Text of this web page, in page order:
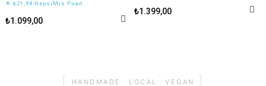
🌟 ₺21,98 HepsiMis Puan
₺1.099,00
₺1.399,00
HANDMADE · LOCAL · VEGAN ]